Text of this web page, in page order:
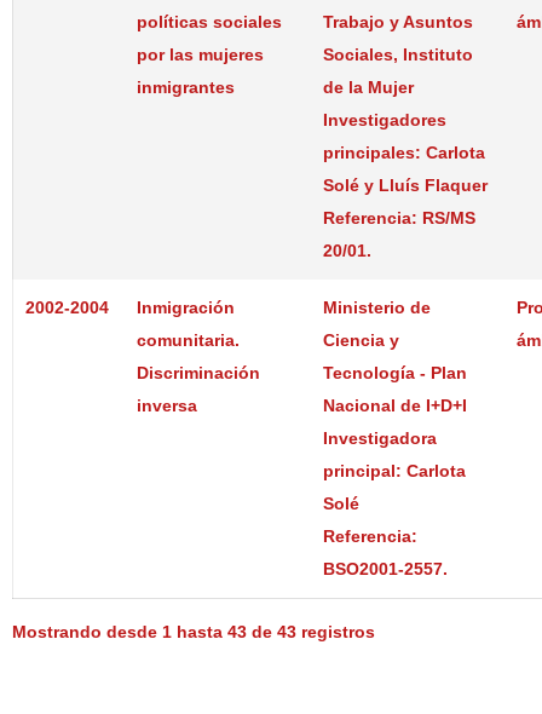
políticas sociales
por las mujeres
inmigrantes
Trabajo y Asuntos
Sociales, Instituto
de la Mujer
Investigadores
principales: Carlota
Solé y Lluís Flaquer
Referencia: RS/MS
20/01.
2002-2004
Inmigración
comunitaria.
Discriminación
inversa
Ministerio de
Ciencia y
Tecnología - Plan
Nacional de I+D+I
Investigadora
principal: Carlota
Solé
Referencia:
BSO2001-2557.
Mostrando desde 1 hasta 43 de 43 registros